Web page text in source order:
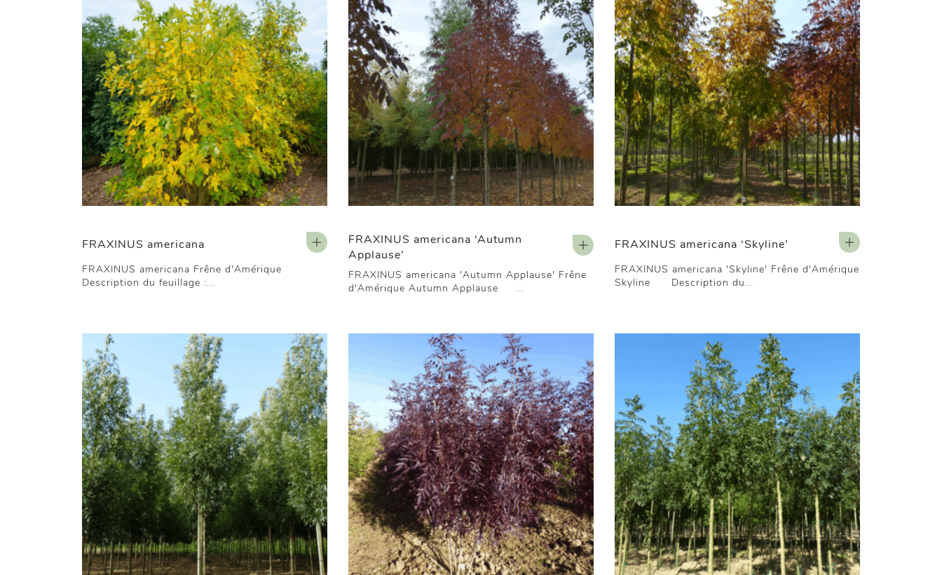
FRAXINUS americana
FRAXINUS americana Frêne d'Amérique
Description du feuillage :...
FRAXINUS americana ‘Autumn
Applause’
FRAXINUS americana 'Autumn Applause' Frêne
d'Amérique Autumn Applause ...
FRAXINUS americana ‘Skyline’
FRAXINUS americana 'Skyline' Frêne d'Amérique
Skyline Description du...